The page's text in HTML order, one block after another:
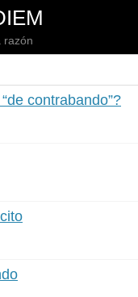
razón
contrabando”?